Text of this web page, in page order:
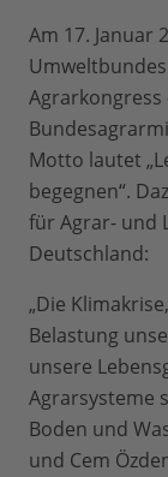
Am 17. Januar
Motto lautet
begegnen“.
für Agrar- und
Deutschland:
„Die
Belastung
unsere
Agrarsysteme
Boden und
und Cem